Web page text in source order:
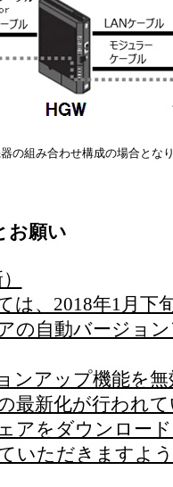
の組み合わせ構成の場合とな
お願い
は、2018年1月下
の自動バージョ
ンアップ機能を
最新化が行われ
アをダウンロー
いただきますよ